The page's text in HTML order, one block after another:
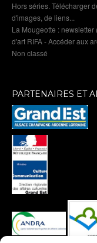
Hors séries. Télécharger
d'images, de liens...
La Mougeotte :
d'art RIFA - Accéder aux
Non classé
PARTENAIRES ET